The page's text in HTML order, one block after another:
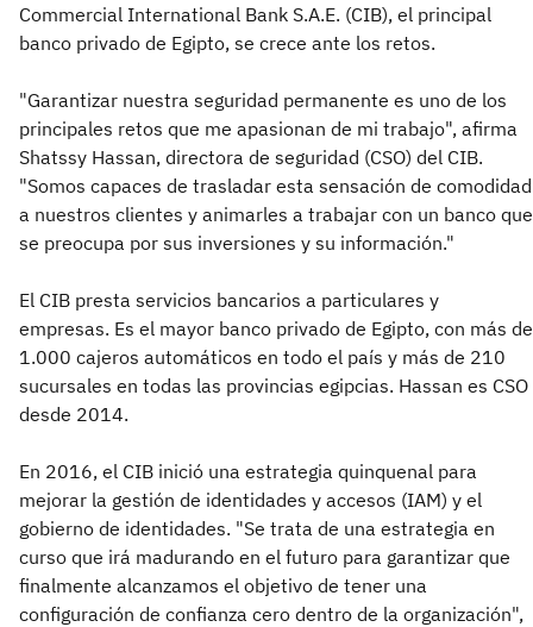
Commercial International Bank S.A.E. (CIB), el principal
banco privado de Egipto, se crece ante los retos.
"Garantizar nuestra seguridad permanente es uno de los
principales retos que me apasionan de mi trabajo", afirma
Shatssy Hassan, directora de seguridad (CSO) del CIB.
"Somos capaces de trasladar esta sensación de comodidad
a nuestros clientes y animarles a trabajar con un banco que
se preocupa por sus inversiones y su información."
El CIB presta servicios bancarios a particulares y
empresas. Es el mayor banco privado de Egipto, con más de
1.000 cajeros automáticos en todo el país y más de 210
sucursales en todas las provincias egipcias. Hassan es CSO
desde 2014.
En 2016, el CIB inició una estrategia quinquenal para
mejorar la gestión de identidades y accesos (IAM) y el
gobierno de identidades. "Se trata de una estrategia en
curso que irá madurando en el futuro para garantizar que
finalmente alcanzamos el objetivo de tener una
configuración de confianza cero dentro de la organización",